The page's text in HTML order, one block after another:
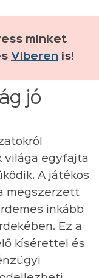
minket
Viberen is!
jó
világa egyfajta
A játékos
megszerzett
inkább
Ez a
kísérettel és